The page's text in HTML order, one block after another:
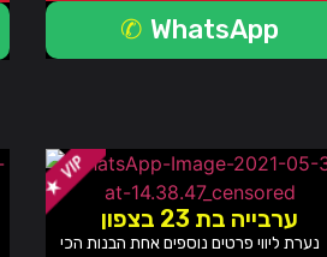
WhatsApp
ערבייה בת 23 בצפון
נערת ליווי פרטים נוספים אחת הבנות הכי